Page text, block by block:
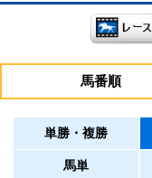
馬番順
単勝・複勝
馬単